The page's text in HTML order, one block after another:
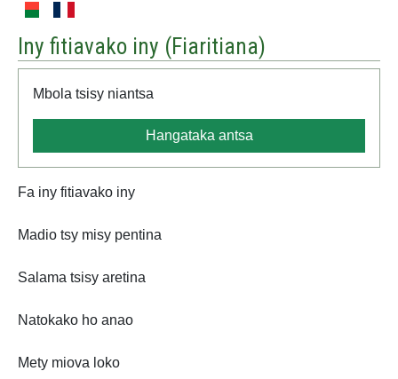
Iny fitiavako iny (Fiaritiana)
Mbola tsisy niantsa
Hangataka antsa
Fa iny fitiavako iny
Madio tsy misy pentina
Salama tsisy aretina
Natokako ho anao
Mety miova loko